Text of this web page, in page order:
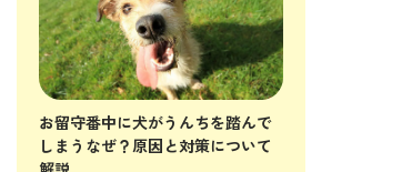
お留守番中に犬がうんちを踏んで
しまうなぜ？原因と対策について